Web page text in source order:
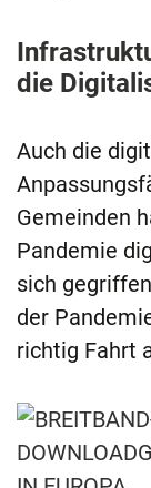
die
Auch die
Gemeinden
Pandemie
sich
der
richtig Fahrt